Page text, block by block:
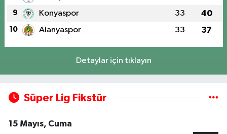
9 Konyaspor 33 40
10 Alanyaspor 33 37
Detaylar için tıklayın
Süper Lig Fikstür
15 Mayıs, Cuma